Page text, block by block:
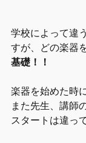
学校によって違
すが、どの楽器
基礎！！
楽器を始めた時
また先生、講師
スタートは違っ